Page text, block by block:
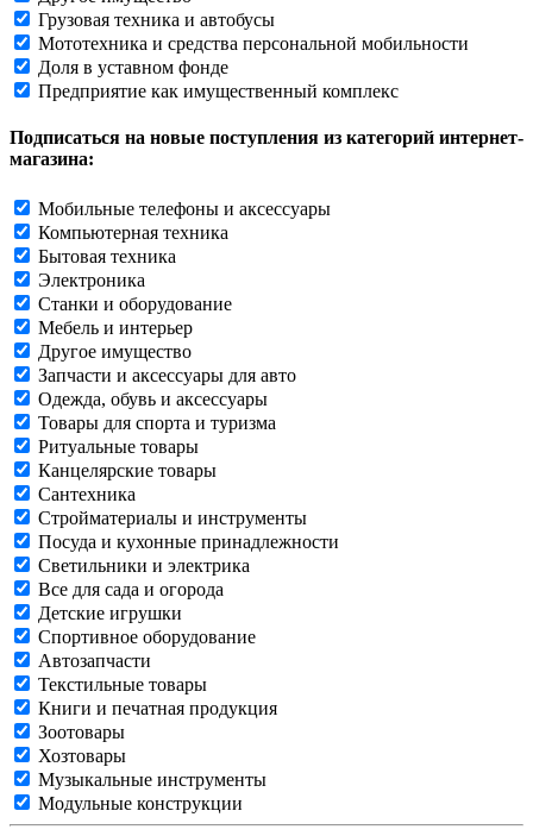
Грузовая техника и автобусы
Мототехника и средства персональной мобильности
Доля в уставном фонде
Предприятие как имущественный комплекс
Подписаться на новые поступления из категорий интернет-
магазина:
Мобильные телефоны и аксессуары
Компьютерная техника
Бытовая техника
Электроника
Станки и оборудование
Мебель и интерьер
Другое имущество
Запчасти и аксессуары для авто
Одежда, обувь и аксессуары
Товары для спорта и туризма
Ритуальные товары
Канцелярские товары
Сантехника
Стройматериалы и инструменты
Посуда и кухонные принадлежности
Светильники и электрика
Все для сада и огорода
Детские игрушки
Спортивное оборудование
Автозапчасти
Текстильные товары
Книги и печатная продукция
Зоотовары
Хозтовары
Музыкальные инструменты
Модульные конструкции